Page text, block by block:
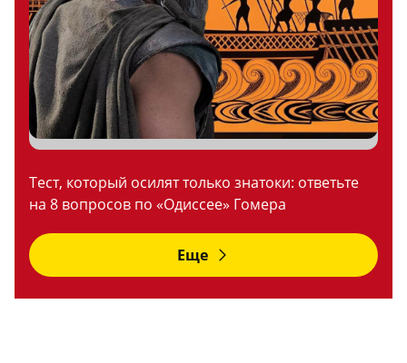
Тест, который осилят только знатоки: ответьте
на 8 вопросов по «Одиссее» Гомера
Еще